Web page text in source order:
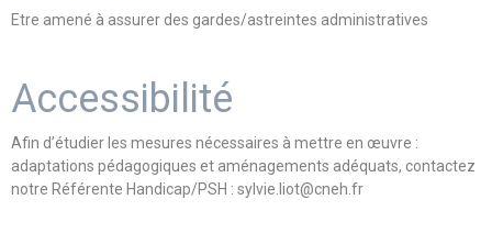
Etre amené à assurer des gardes/astreintes administratives
Accessibilité
Afin d’étudier les mesures nécessaires à mettre en œuvre :
adaptations pédagogiques et aménagements adéquats, contactez
notre Référente Handicap/PSH : sylvie.liot@cneh.fr